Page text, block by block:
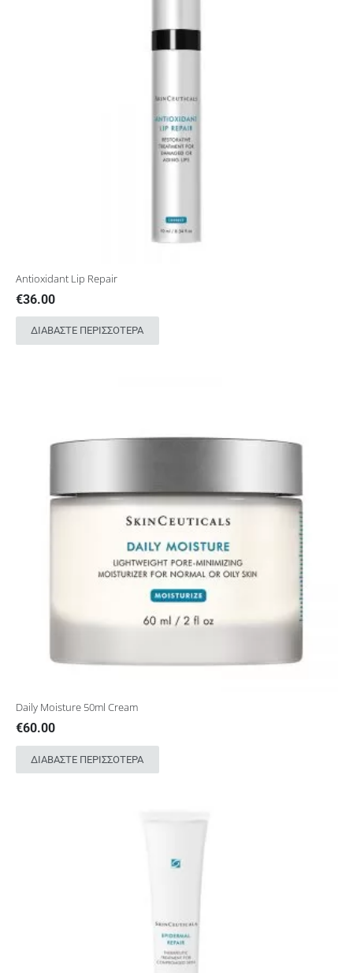
Antioxidant Lip Repair
€36.00
ΔΙΑΒΆΣΤΕ ΠΕΡΙΣΣΌΤΕΡΑ
Daily Moisture 50ml Cream
€60.00
ΔΙΑΒΆΣΤΕ ΠΕΡΙΣΣΌΤΕΡΑ